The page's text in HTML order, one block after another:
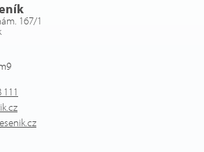
167/1
111